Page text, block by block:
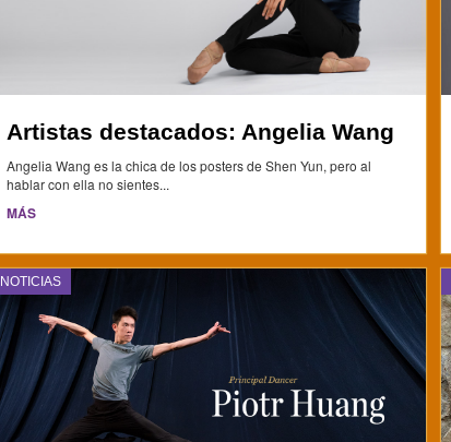
Artistas destacados: Angelia Wang
Angelia Wang es la chica de los posters de Shen Yun, pero al
hablar con ella no sientes...
MÁS
NOTICIAS